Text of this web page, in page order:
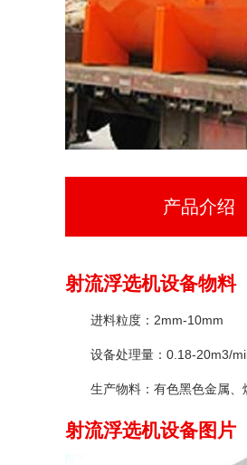
产品介绍
射流浮选机设备物料
进料粒度：2mm-10mm
设备处理量：0.18-20m3/
生产物料：有色黑色金属、
射流浮选机设备图片